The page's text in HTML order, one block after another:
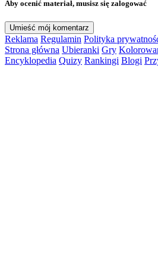
Aby ocenić materiał, musisz się zalogować
Reklama Regulamin Polityka
Strona główna Ubieranki Gry
Encyklopedia Quizy Rankingi Blogi